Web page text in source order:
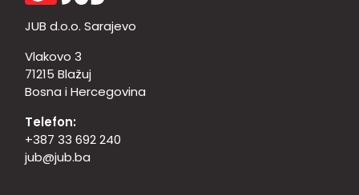
JUB d.o.o. Sarajevo
Vlakovo 3
71215 Blažuj
Bosna i Hercegovina
Telefon:
+387 33 692 240
jub@jub.ba